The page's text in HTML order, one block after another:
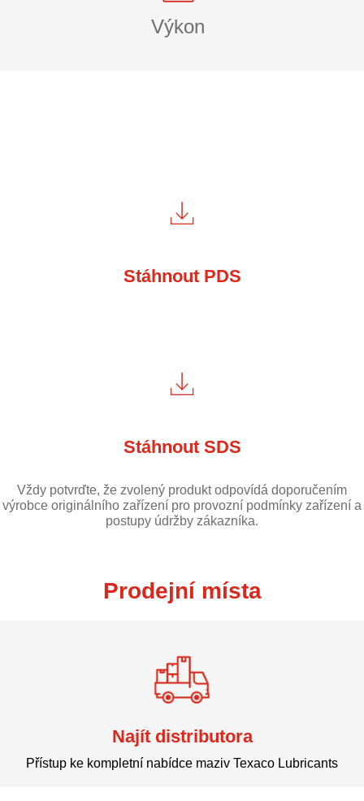
Výkon
Stáhnout PDS
Stáhnout SDS
Vždy potvrďte, že zvolený produkt odpovídá doporučením
výrobce originálního zařízení pro provozní podmínky zařízení a
postupy údržby zákazníka.
Prodejní místa
Najít distributora
Přístup ke kompletní nabídce maziv Texaco Lubricants